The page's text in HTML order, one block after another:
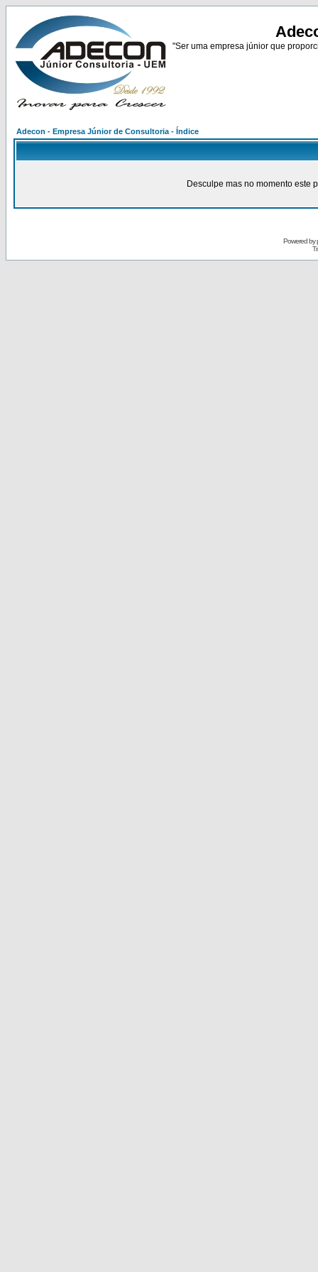
"Ser uma empresa júnior que
Adecon - Empresa Júnior de Consultoria - Índice
Desculpe mas no momento este
Powered by